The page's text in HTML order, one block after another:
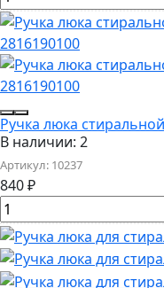
Ручка люка
В наличии: 2
Артикул: 10237
840₽